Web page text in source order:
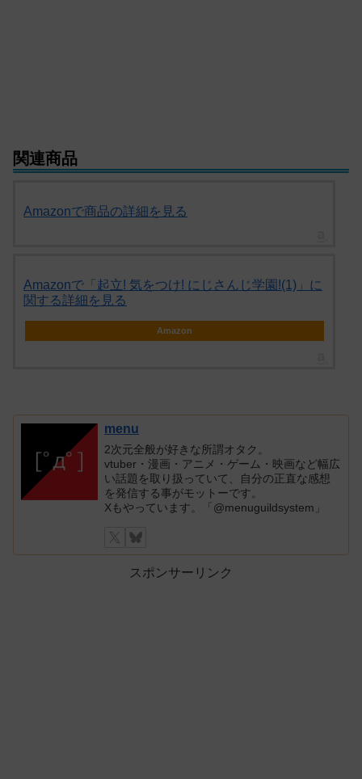
関連商品
Amazonで商品の詳細を見る
Amazonで「起立! 気をつけ! にじさんじ学園!(1)」に
関する詳細を見る
Amazon
menu
2次元全般が好きな所謂オタク。
vtuber・漫画・アニメ・ゲーム・映画など幅広
い話題を取り扱っていて、自分の正直な感想
を発信する事がモットーです。
Xもやっています。「@menuguildsystem」
スポンサーリンク